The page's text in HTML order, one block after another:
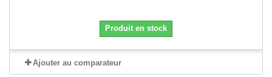
Produit en stock
Ajouter au comparateur